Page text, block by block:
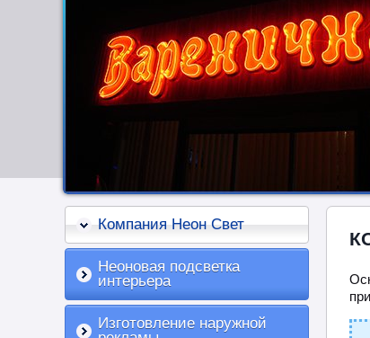
Компания Неон Свет
Неоновая подсветка
интерьера
Изготовление наружной